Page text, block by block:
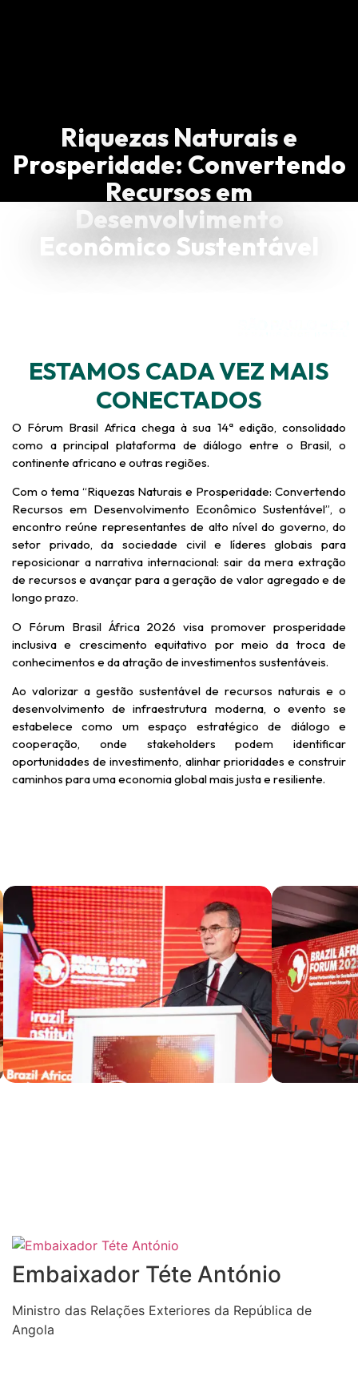
Riquezas Naturais e
Prosperidade: Convertendo
Recursos em
Desenvolvimento
Econômico Sustentável
ESTAMOS CADA VEZ MAIS
CONECTADOS
O Fórum Brasil Africa chega à sua 14ª edição, consolidado
como a principal plataforma de diálogo entre o Brasil, o
continente africano e outras regiões.
Com o tema “Riquezas Naturais e Prosperidade: Convertendo
Recursos em Desenvolvimento Econômico Sustentável”, o
encontro reúne representantes de alto nível do governo, do
setor privado, da sociedade civil e líderes globais para
reposicionar a narrativa internacional: sair da mera extração
de recursos e avançar para a geração de valor agregado e de
longo prazo.
O Fórum Brasil África 2026 visa promover prosperidade
inclusiva e crescimento equitativo por meio da troca de
conhecimentos e da atração de investimentos sustentáveis.
Ao valorizar a gestão sustentável de recursos naturais e o
desenvolvimento de infraestrutura moderna, o evento se
estabelece como um espaço estratégico de diálogo e
cooperação, onde stakeholders podem identificar
oportunidades de investimento, alinhar prioridades e construir
caminhos para uma economia global mais justa e resiliente.
Embaixador Téte António
Ministro das Relações Exteriores da República de
Angola